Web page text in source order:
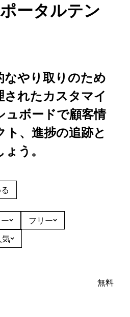
ータルテン
なやり取りのため
されたカスタマイ
ュボードで顧客情
、進捗の追跡と
う。
フリー
気
無料